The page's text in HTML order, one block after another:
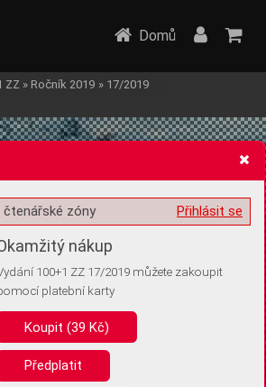
ukládáním volitelných informací
nepotřebujeme ukládat žádné informace
bychom vás ale požádali o souhlas s
Domů
ZZ » Ročník 2019 » 17/2019
Přihlásit se
čtenářské zóny
nákup
100+1 ZZ 17/2019 můžete zakoupit
platební karty
Koupit (39 Kč)
Předplatit